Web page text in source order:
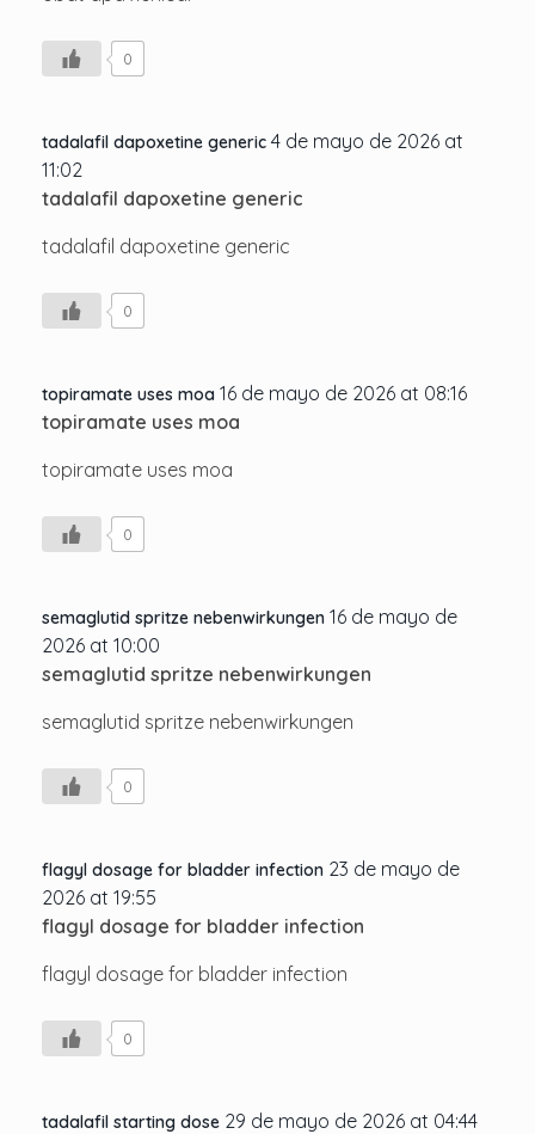
0
tadalafil dapoxetine generic 4 de mayo de 2026 at
11:02
tadalafil dapoxetine generic
tadalafil dapoxetine generic
0
topiramate uses moa 16 de mayo de 2026 at 08:16
topiramate uses moa
topiramate uses moa
0
semaglutid spritze nebenwirkungen 16 de mayo de
2026 at 10:00
semaglutid spritze nebenwirkungen
semaglutid spritze nebenwirkungen
0
flagyl dosage for bladder infection 23 de mayo de
2026 at 19:55
flagyl dosage for bladder infection
flagyl dosage for bladder infection
0
tadalafil starting dose 29 de mayo de 2026 at 04:44